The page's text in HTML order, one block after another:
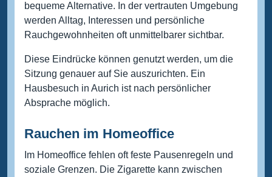
bequeme Alternative. In der vertrauten Umgebung
werden Alltag, Interessen und persönliche
Rauchgewohnheiten oft unmittelbarer sichtbar.
Diese Eindrücke können genutzt werden, um die
Sitzung genauer auf Sie auszurichten. Ein
Hausbesuch in Aurich ist nach persönlicher
Absprache möglich.
Rauchen im Homeoffice
Im Homeoffice fehlen oft feste Pausenregeln und
soziale Grenzen. Die Zigarette kann zwischen